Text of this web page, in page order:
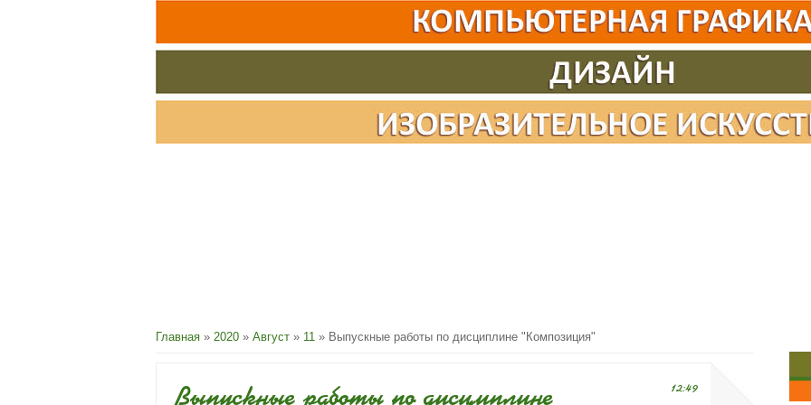
Главная » 2020 » Август » 11 » Выпускные работы по дисциплине "Композиция"
12:49
Выпускные работы по дисциплине